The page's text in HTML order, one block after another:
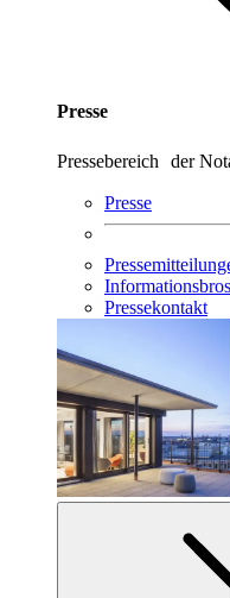
Presse
Pressebereich der
Presse
Pressekontakt